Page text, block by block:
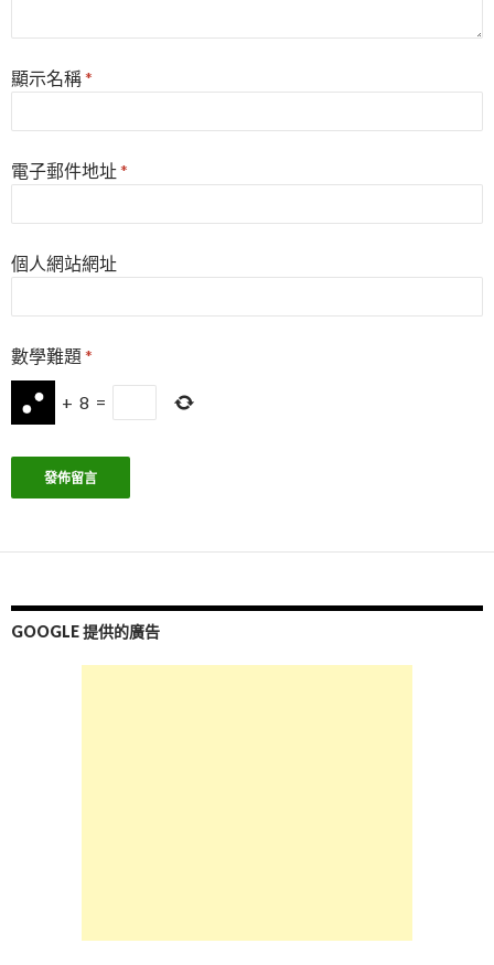
顯示名稱*
電子郵件地址*
個人網站網址
數學難題*
+ 8 =
GOOGLE 提供的廣告